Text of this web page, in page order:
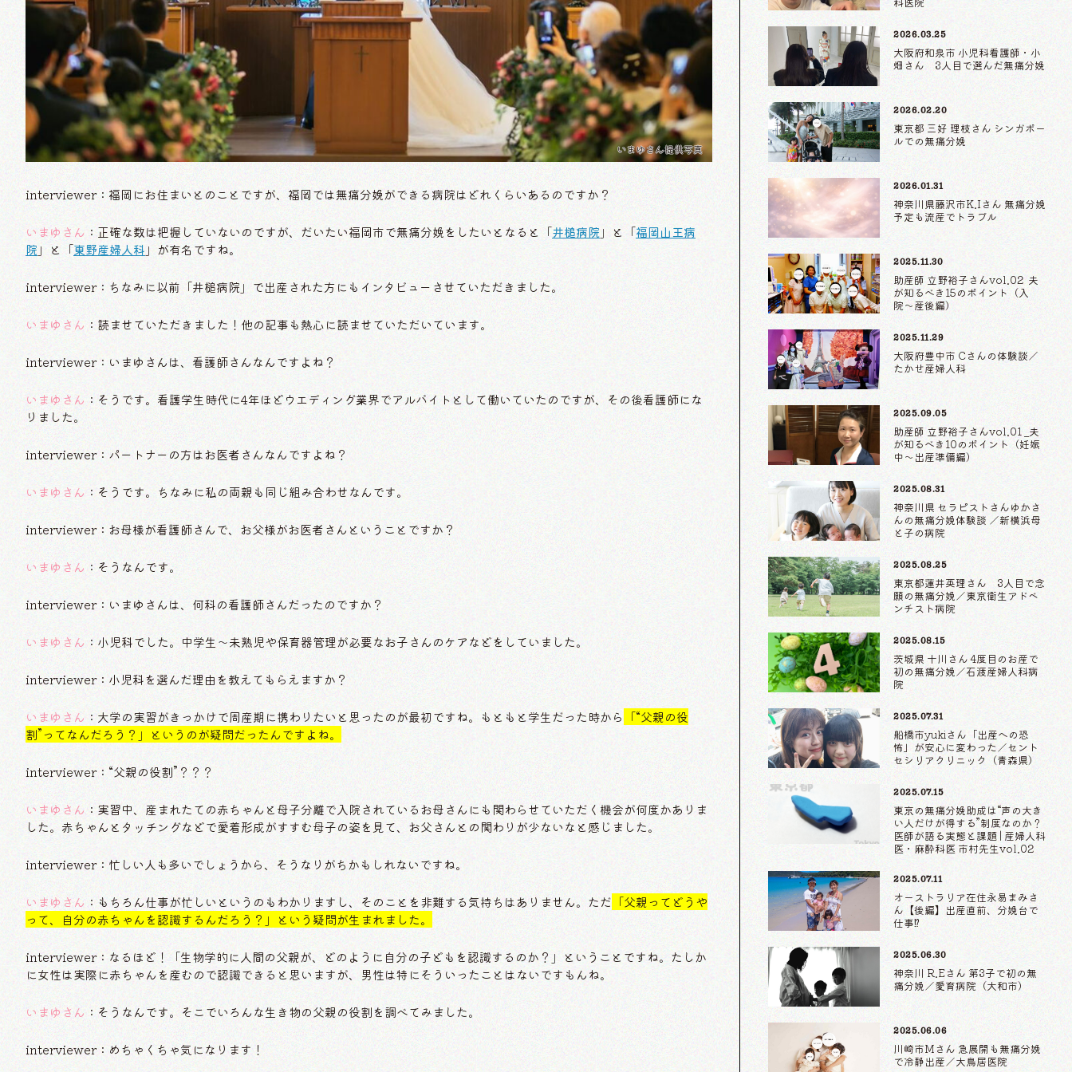
いまゆさん提供写真
interviewer：福岡にお住まいとのことですが、福岡では無痛分娩ができる病院はどれくらいあるのですか？
いまゆさん ：正確な数は把握していないのですが、だいたい福岡市で無痛分娩をしたいとなると「井槌病院」と「福岡山王病
院」と「東野産婦人科 」が有名ですね。
interviewer：ちなみに以前「井槌病院」で出産された方にもインタビューさせていただきました。
いまゆさん ：読ませていただきました！他の記事も熱心に読ませていただいています。
interviewer：いまゆさんは、看護師さんなんですよね？
いまゆさん ：そうです。看護学生時代に4年ほどウエディング業界でアルバイトとして働いていたのですが、その後看護師にな
りました。
interviewer：パートナーの方はお医者さんなんですよね？
いまゆさん ：そうです。ちなみに私の両親も同じ組み合わせなんです。
interviewer：お母様が看護師さんで、お父様がお医者さんということですか？
いまゆさん：そうなんです。
interviewer：いまゆさんは、何科の看護師さんだったのですか？
いまゆさん ：小児科でした。中学生～未熟児や保育器管理が必要なお子さんのケアなどをしていました。
interviewer：小児科を選んだ理由を教えてもらえますか？
いまゆさん ：大学の実習がきっかけで周産期に携わりたいと思ったのが最初ですね。もともと学生だった時から
「“父親の役
割”ってなんだろう？」というのが疑問だったんですよね。
interviewer：“父親の役割”？？？
いまゆさん：実習中、産まれたての赤ちゃんと母子分離で入院されているお母さんにも関わらせていただく機会が何度かありま
した。赤ちゃんとタッチングなどで愛着形成がすすむ母子の姿を見て、お父さんとの関わりが少ないなと感じました。
interviewer：忙しい人も多いでしょうから、そうなりがちかもしれないですね。
いまゆさん ：もちろん仕事が忙しいというのもわかりますし、そのことを非難する気持ちはありません。ただ 「父親ってどうや
って、自分の赤ちゃんを認識するんだろう？」という疑問が生まれました。
interviewer：なるほど！「生物学的に人間の父親が、どのように自分の子どもを認識するのか？」ということですね。たしか
に女性は実際に赤ちゃんを産むので認識できると思いますが、男性は特にそういったことはないですもんね。
いまゆさん ：そうなんです。そこでいろんな生き物の父親の役割を調べてみました。
interviewer：めちゃくちゃ気になります！
2026.03.25
大阪府和泉市 小児科看護師・小
畑さん 3人目で選んだ無痛分娩
2026.02.20
東京都 三好 理枝さん シンガポー
ルでの無痛分娩
2026.01.31
神奈川県藤沢市K.Iさん 無痛分娩
予定も流産でトラブル
2025.11.30
助産師 立野裕子さんvol.02 夫
が知るべき15のポイント（入
院〜産後編）
2025.11.29
大阪府豊中市 Cさんの体験談／
たかせ産婦人科
2025.09.05
助産師 立野裕子さんvol.01 _夫
が知るべき10のポイント（妊娠
中〜出産準備編）
2025.08.31
神奈川県 セラピストさんゆかさ
んの無痛分娩体験談 ／新横浜母
と子の病院
2025.08.25
東京都蓮井英理さん 3人目で念
願の無痛分娩／東京衛生アドベ
ンチスト病院
2025.08.15
茨城県 十川さん 4度目のお産で
初の無痛分娩／石渡産婦人科病
院
2025.07.31
船橋市yukiさん「出産への恐
怖」が安心に変わった／セント
セシリアクリニック（青森県）
2025.07.15
東京の無痛分娩助成は“声の大き
い人だけが得する”制度なのか？
医師が語る実態と課題 | 産婦人科
医・麻酔科医 市村先生vol.02
2025.07.11
オーストラリア在住永易まみさ
ん【後編】出産直前、分娩台で
仕事⁉
2025.06.30
神奈川 R.Eさん 第3子で初の無
痛分娩／愛育病院（大和市）
2025.06.06
川崎市Mさん 急展開も無痛分娩
で冷静出産／大鳥居医院